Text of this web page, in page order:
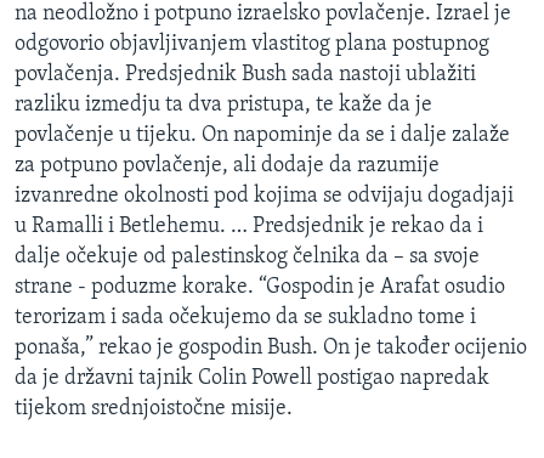
O GLASU AMERIKE
Learning English
PRATITE NAS
Jezici
na neodložno i potpuno izraelsko povlačenje. Izrael je
odgovorio objavljivanjem vlastitog plana postupnog
povlačenja. Predsjednik Bush sada nastoji ublažiti
razliku izmedju ta dva pristupa, te kaže da je
povlačenje u tijeku. On napominje da se i dalje zalaže
za potpuno povlačenje, ali dodaje da razumije
izvanredne okolnosti pod kojima se odvijaju dogadjaji
u Ramalli i Betlehemu. … Predsjednik je rekao da i
dalje očekuje od palestinskog čelnika da – sa svoje
strane - poduzme korake. “Gospodin je Arafat osudio
terorizam i sada očekujemo da se sukladno tome i
ponaša,” rekao je gospodin Bush. On je također ocijenio
da je državni tajnik Colin Powell postigao napredak
tijekom srednjoistočne misije.